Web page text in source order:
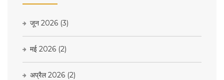
जून 2026 (3)
मई 2026 (2)
अप्रैल 2026 (2)